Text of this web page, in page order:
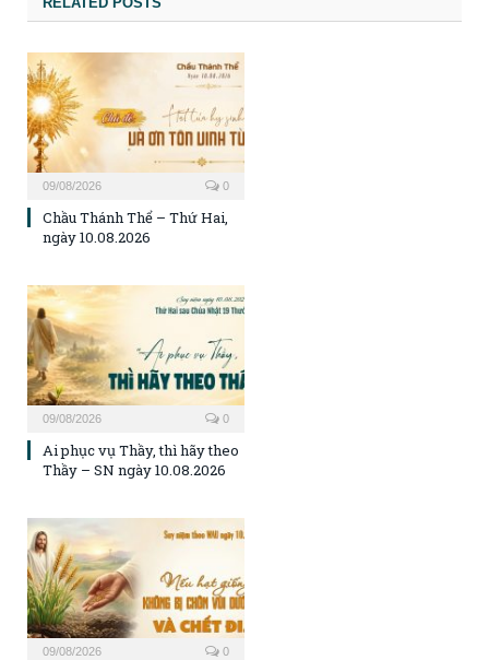
09/08/2026 0
Chầu Thánh Thể – Thứ Hai,
ngày 10.08.2026
09/08/2026 0
Ai phục vụ Thầy, thì hãy theo
Thầy – SN ngày 10.08.2026
09/08/2026 0